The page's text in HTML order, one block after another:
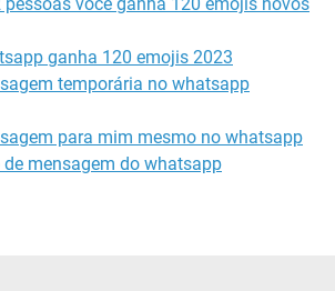
ganha 120 emojis 2023
temporária no whatsapp
para mim mesmo no whatsapp
mensagem do whatsapp